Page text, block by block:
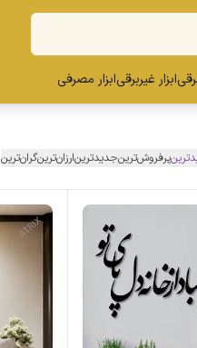
ابزار غیربرقیابزار مصرفی
پرفروش‌ترینجدیدترینارزان‌ترینگران‌ترین